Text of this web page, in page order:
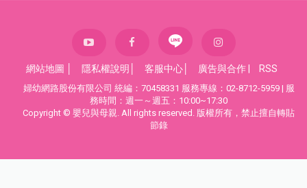
網站地圖 隱私權說明 客服中心 廣告與合作 RSS
婦幼網路股份有限公司 統編：70458331 服務專線：02-8712-5959 | 服
務時間：週一～週五：10:00~17:30
Copyright © 嬰兒與母親. All rights reserved. 版權所有，禁止擅自轉貼
節錄